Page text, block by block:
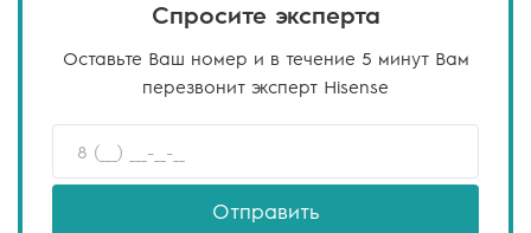
Спросите эксперта
Оставьте Ваш номер и в течение 5 минут Вам
перезвонит эксперт Hisense
Отправить